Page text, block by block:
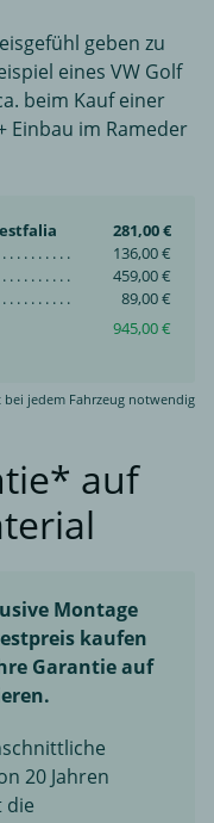
geben zu
eines VW Golf
beim Kauf einer
Einbau im Rameder
281,00 €
136,00 €
459,00 €
89,00 €
945,00 €
jedem Fahrzeug notwendig
auf
Montage
kaufen
Garantie auf
20 Jahren
die